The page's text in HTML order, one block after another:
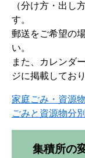
（分け方・出し
す。
郵送をご希望の
い。
また、カレンダ
ジに掲載してお
家庭ごみ・資源
ごみと資源物分
集積所の